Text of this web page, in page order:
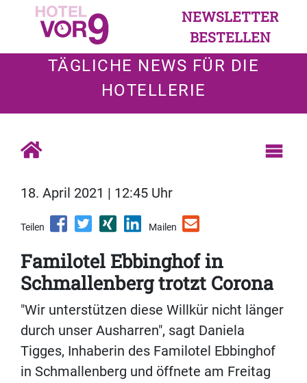
NEWSLETTER
BESTELLEN
TÄGLICHE NEWS FÜR DIE
HOTELLERIE
18. April 2021 | 12:45 Uhr
Teilen Mailen
Familotel Ebbinghof in
Schmallenberg trotzt Corona
"Wir unterstützen diese Willkür nicht länger
durch unser Ausharren", sagt Daniela
Tigges, Inhaberin des Familotel Ebbinghof
in Schmallenberg und öffnete am Freitag